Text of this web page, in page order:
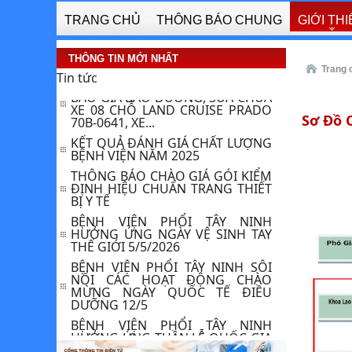
TRANG CHỦ THÔNG BÁO CHUNG GIỚI
THÔNG TIN MỚI NHẤT
Tin tức
ĐỊNH , HIỆU...
THƯ MỜI BÁO GIÁ CUNG CẤP LẮP
ĐẶT MÁY LẠNH CHO BỆNH VIỆN
PHỔI TÂY NINH
THÔNG BÁO VỀ VIỆC : YÊU CẦU
BÁO GIÁ BẢO DƯỠNG, SỬA CHỮA
XE 08 CHỖ LAND CRUISE PRADO
70B-0641, XE...
KẾT QUẢ ĐÁNH GIÁ CHẤT LƯỢNG
BỆNH VIỆN NĂM 2025
THÔNG BÁO CHÀO GIÁ GÓI KIỂM
ĐỊNH HIỆU CHUẨN TRANG THIẾT
BỊ Y TẾ
BỆNH VIỆN PHỔI TÂY NINH
HƯỞNG ỨNG NGÀY VỆ SINH TAY
THẾ GIỚI 5/5/2026
BỆNH VIỆN PHỔI TÂY NINH SÔI
NỔI CÁC HOẠT ĐỘNG CHÀO
MỪNG NGÀY QUỐC TẾ ĐIỀU
DƯỠNG 12/5 ​
BỆNH VIỆN PHỔI TÂY NINH
HƯỞNG ỨNG TUẦN LỄ QUỐC GIA
“NƯỚC SẠCH VÀ VỆ SINH MÔI
Trang
Sơ Đồ